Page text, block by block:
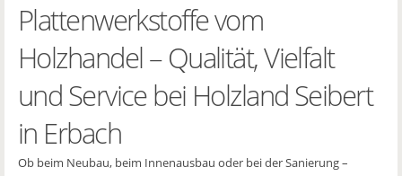
Plattenwerkstoffe vom
Holzhandel – Qualität, Vielfalt
und Service bei Holzland Seibert
in Erbach
Ob beim Neubau, beim Innenausbau oder bei der Sanierung –